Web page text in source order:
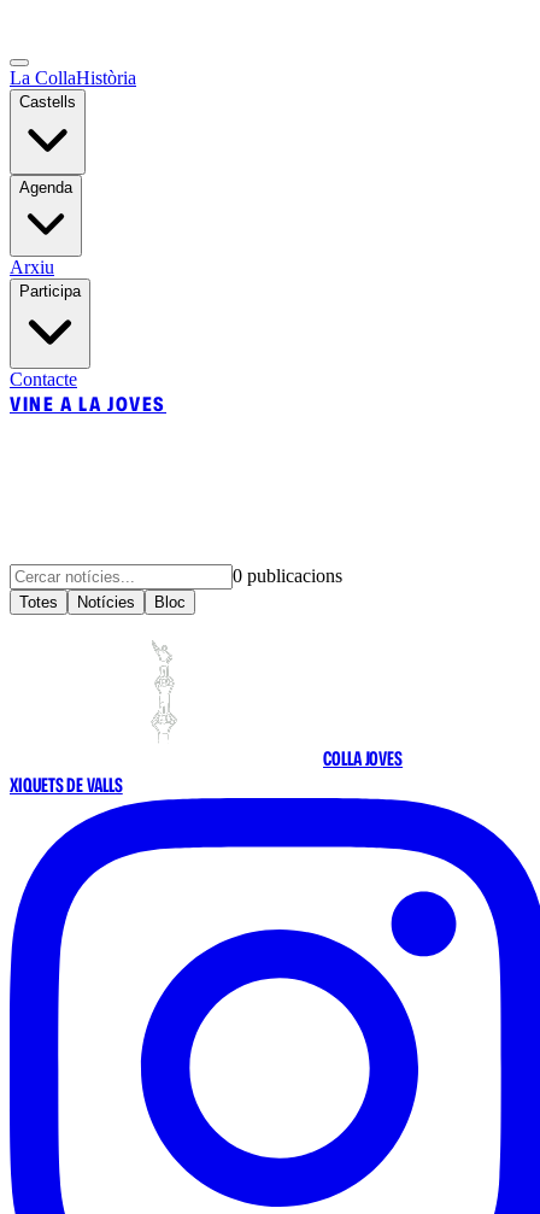
La CollaHistòria
Castells
Agenda
Arxiu
Participa
Contacte
VINE A LA JOVES
0 publicacions
Totes Notícies Bloc
COLLA JOVES
XIQUETS DE VALLS